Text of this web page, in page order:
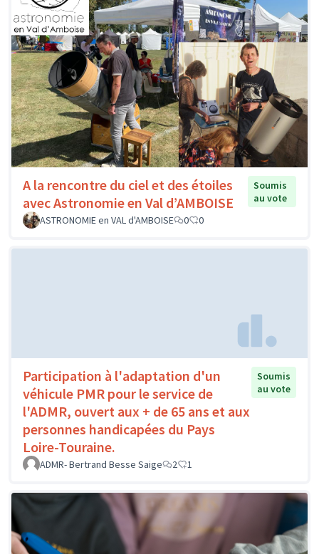
A la rencontre du ciel et des étoiles
avec Astronomie en Val d’AMBOISE
Soumis
au vote
ASTRONOMIE en VAL d'AMBOISE
0 0
Participation à l'adaptation d'un
véhicule PMR pour le service de
l'ADMR, ouvert aux + de 65 ans et aux
personnes handicapées du Pays
Loire-Touraine.
Soumis
au vote
ADMR- Bertrand Besse Saige 2 1